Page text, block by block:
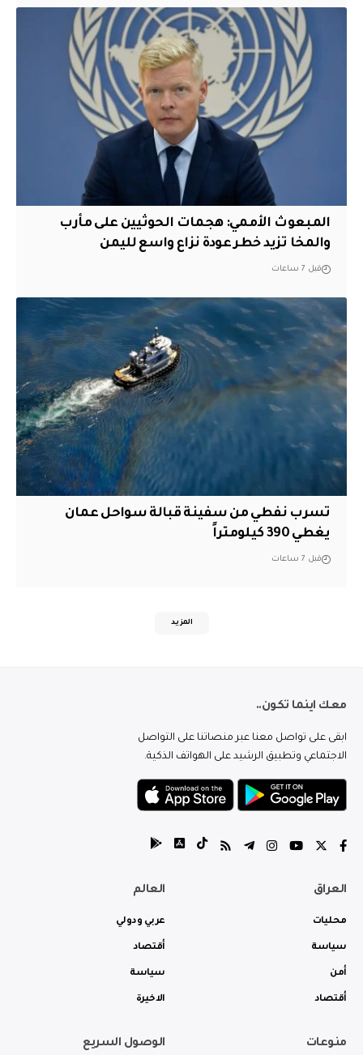
المبعوث الأممي: هجمات الحوثيين على مأرب
والمخا تزيد خطر عودة نزاع واسع لليمن
قبل 7 ساعات
تسرب نفطي من سفينة قبالة سواحل عمان
يغطي 390 كيلومتراً
قبل 7 ساعات
المزيد
معك اينما تكون..
ابقى على تواصل معنا عبر منصاتنا على التواصل
الاجتماعي وتطبيق الرشيد على الهواتف الذكية.
العراق
محليات
سياسة
أمن
أقتصاد
العالم
عربي ودولي
أقتصاد
سياسة
الاخيرة
منوعات الوصول السريع